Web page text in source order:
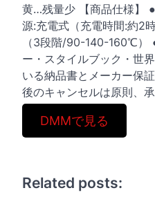
黄…残量少 【商品仕様】
源:充電式（充電時間:約2
（3段階/90-140-160℃）
ー・スタイルブック・世
いる納品書とメーカー保
後のキャンセルは原則、
DMMで見る
Related posts: